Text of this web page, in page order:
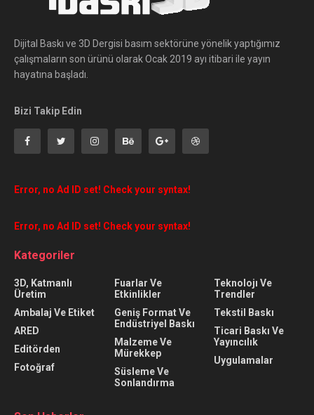
Dijital Baskı ve 3D Dergisi basım sektörüne yönelik yaptığımız
çalışmaların son ürünü olarak Ocak 2019 ayı itibari ile yayın
hayatına başladı.
Bizi Takip Edin
Error, no Ad ID set! Check your syntax!
Error, no Ad ID set! Check your syntax!
Kategoriler
3D, Katmanlı
Üretim
Ambalaj Ve Etiket
ARED
Editörden
Fotoğraf
Fuarlar Ve
Etkinlikler
Geniş Format Ve
Endüstriyel Baskı
Malzeme Ve
Mürekkep
Süsleme Ve
Sonlandırma
Teknolojı Ve
Trendler
Tekstil Baskı
Ticari Baskı Ve
Yayıncılık
Uygulamalar